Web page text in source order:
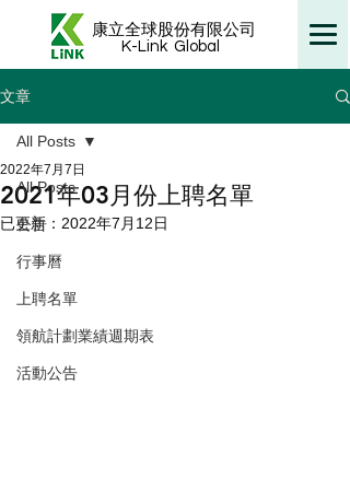
康立全球股份有限公司
K-Link Global
文章
All Posts
公告
行事曆
上聘名單
領航計劃業績週期表
活動公告
All Posts
2021年03月份上聘名單
2022年7月7日
已更新： 2022年7月12日